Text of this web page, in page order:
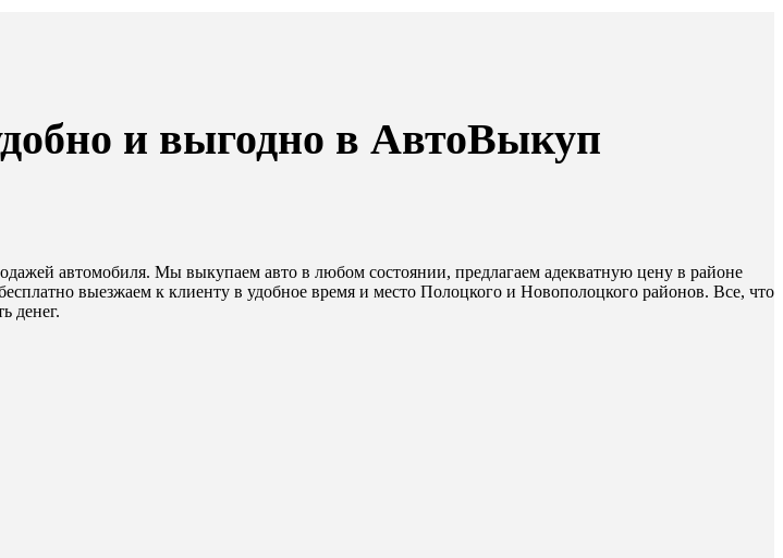
и выгодно в АвтоВыкуп
автомобиля. Мы выкупаем авто в любом состоянии, предлагаем адекватную цену в районе
выезжаем к клиенту в удобное время и место Полоцкого и Новополоцкого районов. Все, что
денег.